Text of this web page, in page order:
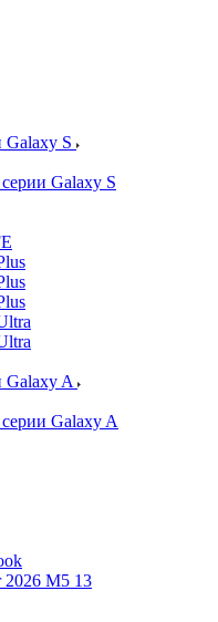
S
Galaxy S
A
Galaxy A
M5 13